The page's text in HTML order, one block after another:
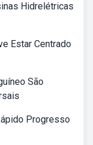
Hidrelétricas
Estar Centrado
São
Progresso